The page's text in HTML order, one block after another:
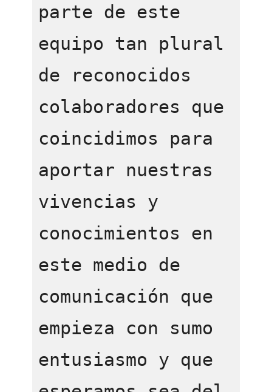
parte de este
equipo tan plural
de reconocidos
colaboradores que
coincidimos para
aportar nuestras
vivencias y
conocimientos en
este medio de
comunicación que
empieza con sumo
entusiasmo y que